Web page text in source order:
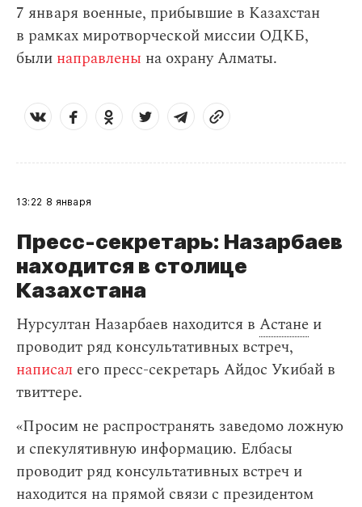
7 января военные, прибывшие в Казахстан
в рамках миротворческой миссии ОДКБ,
были направлены на охрану Алматы.
13:22 8 января
Пресс-секретарь: Назарбаев
находится в столице
Казахстана
Нурсултан Назарбаев находится в Астане и
проводит ряд консультативных встреч,
написал его пресс-секретарь Айдос Укибай в
твиттере.
«Просим не распространять заведомо ложную
и спекулятивную информацию. Елбасы
проводит ряд консультативных встреч и
находится на прямой связи с президентом